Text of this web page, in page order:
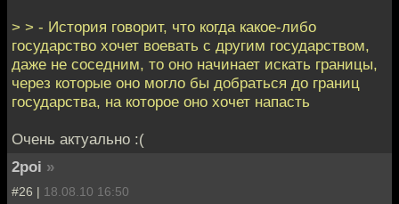
> > - История говорит, что когда какое-либо
государство хочет воевать с другим государством,
даже не соседним, то оно начинает искать границы,
через которые оно могло бы добраться до границ
государства, на которое оно хочет напасть
Очень актуально :(
2poi »
#26 | 18.08.10 16:50